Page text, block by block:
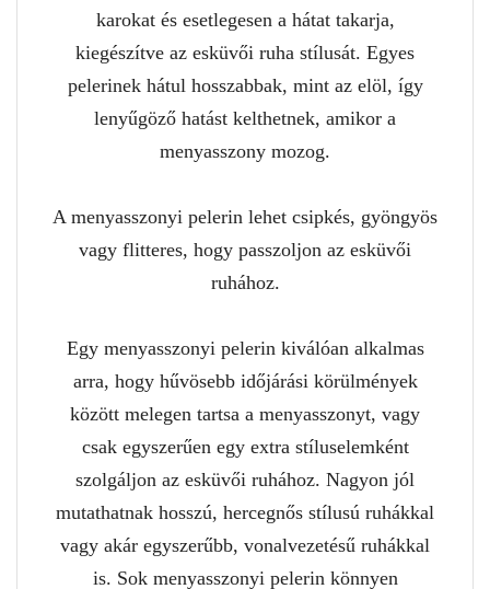
karokat és esetlegesen a hátat takarja,
kiegészítve az esküvői ruha stílusát. Egyes
pelerinek hátul hosszabbak, mint az elöl, így
lenyűgöző hatást kelthetnek, amikor a
menyasszony mozog.
A menyasszonyi pelerin lehet csipkés, gyöngyös
vagy flitteres, hogy passzoljon az esküvői
ruhához.
Egy menyasszonyi pelerin kiválóan alkalmas
arra, hogy hűvösebb időjárási körülmények
között melegen tartsa a menyasszonyt, vagy
csak egyszerűen egy extra stíluselemként
szolgáljon az esküvői ruhához. Nagyon jól
mutathatnak hosszú, hercegnős stílusú ruhákkal
vagy akár egyszerűbb, vonalvezetésű ruhákkal
is. Sok menyasszonyi pelerin könnyen